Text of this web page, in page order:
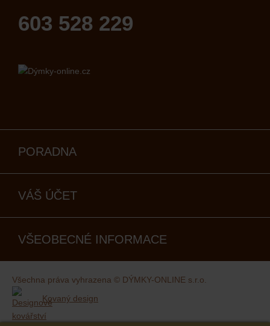
603 528 229
PORADNA
VÁŠ ÚČET
VŠEOBECNÉ INFORMACE
Všechna práva vyhrazena © DÝMKY-ONLINE s.r.o.
Kovaný design